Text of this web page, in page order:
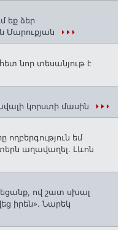
եք ձեր
Մարուքյան
նոր տեսանյութ է
կորստի մասին
ողբերգություն եմ
աղավաղել. Լևոն
ով շատ սխալ
իրեն». Նարեկ